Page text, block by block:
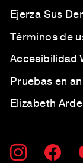
Ejerza Sus
Términos de
Accesibilidad
Pruebas en
Elizabeth
SUSCRÍBETE
A
SUSCRIBIR
Instagram